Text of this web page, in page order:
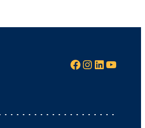
Facebook InstagramLinkedIn YouTube